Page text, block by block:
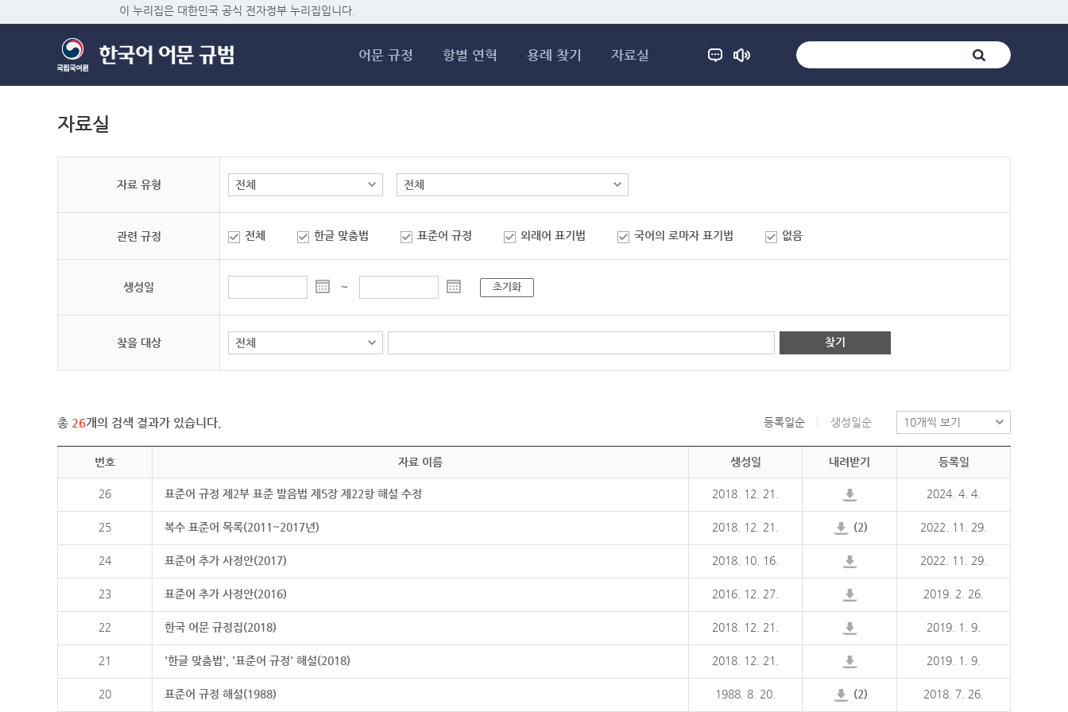
이 누리집은 대한민국 공식 전자정부 누리집입니다.
어문 규정 항별 연혁 용례 찾기 자료실
자료실
자료 유형
관련 규정 전체 한글 맞춤법 표준어 규정 외래어 표기법 국어의 로마자 표기법 없음
생성일 ~ 초기화
찾을 대상 찾기
총 26개의 검색 결과가 있습니다. 등록일순 생성일순
번호 자료 이름 생성일 내려받기 등록일
26 표준어 규정 제2부 표준 발음법 제5장 제22항 해설 수정 2018. 12. 21. 2024. 4. 4.
25 복수 표준어 목록(2011~2017년) 2018. 12. 21. (2) 2022. 11. 29.
24 표준어 추가 사정안(2017) 2018. 10. 16. 2022. 11. 29.
23 표준어 추가 사정안(2016) 2016. 12. 27. 2019. 2. 26.
22 한국 어문 규정집(2018) 2018. 12. 21. 2019. 1. 9.
21 '한글 맞춤법', '표준어 규정' 해설(2018) 2018. 12. 21. 2019. 1. 9.
20 표준어 규정 해설(1988) 1988. 8. 20. (2) 2018. 7. 26.